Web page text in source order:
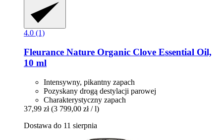
4.0 (1)
Fleurance Nature Organic Clove Essential Oil,
10 ml
Intensywny, pikantny zapach
Pozyskany drogą destylacji parowej
Charakterystyczny zapach
37,99 zł (3 799,00 zł / l)
Dostawa do 11 sierpnia